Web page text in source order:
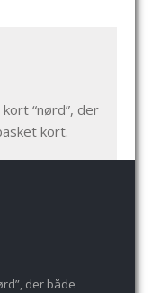
“nørd”, der
kort.
der både